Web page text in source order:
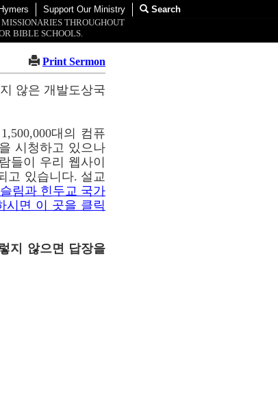
Support Our Ministry
Search
THROUGHOUT
BIBLE SCHOOLS.
Print Sermon
않은 개발도상국
대의 컴퓨
시청하고 있으나
들이 우리 웹사이
고 있습니다. 설교
림과 힌두교 국가
시면 이 곳을 클릭
지 않으면 답장을